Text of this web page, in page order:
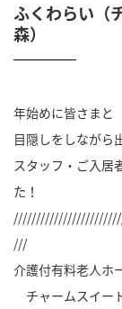
ふくわらい（
森）
年始めに皆さまと
目隠しをしながら
スタッフ・ご入居
た！
///
介護付有料老人ホ
チャームスイー